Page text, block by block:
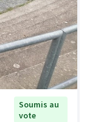
Soumis au
vote